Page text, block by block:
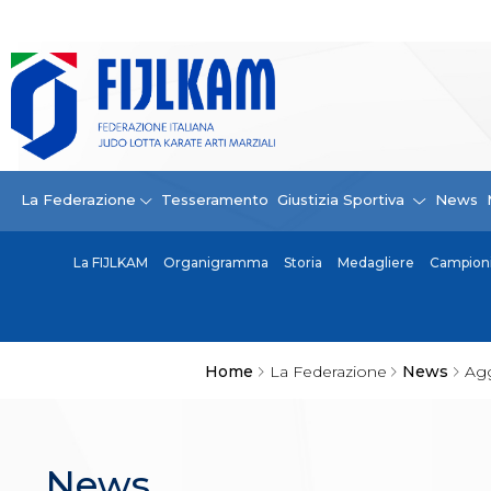
La Federazione Tesseramento Giustizia Sportiva News
La FIJLKAM Organigramma Storia Medagliere
Home La Federazione News
La Federazione
La FIJLKAM
Organigramma
Storia
Campioni di tutti i tempi
News
Convenzioni
Contatti
Safeguarding Policy